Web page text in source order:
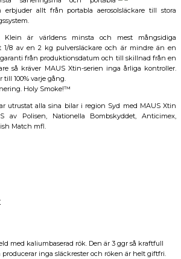
erbjuder allt från portabla aerosolsläckare till stora
Klein är världens minsta och mest mångsidiga
1/8 av en 2 kg pulversläckare och är mindre än en
garanti från produktionsdatum och till skillnad från en
så kräver MAUS Xtin-serien inga årliga kontroller.
100% varje gång.
Holy Smoke!™
utrustat alla sina bilar i region Syd med MAUS Xtin
av Polisen, Nationella Bombskyddet, Anticimex,
Match mfl.
med kaliumbaserad rök. Den är 3 ggr så kraftfull
inga släckrester och röken är helt giftfri.